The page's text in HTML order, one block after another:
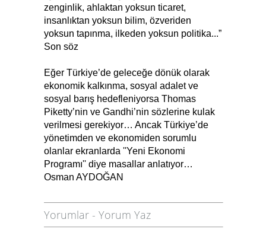
zenginlik, ahlaktan yoksun ticaret,
insanlıktan yoksun bilim, özveriden
yoksun tapınma, ilkeden yoksun politika...”
Son söz
Eğer Türkiye’de geleceğe dönük olarak
ekonomik kalkınma, sosyal adalet ve
sosyal barış hedefleniyorsa Thomas
Piketty’nin ve Gandhi’nin sözlerine kulak
verilmesi gerekiyor… Ancak Türkiye’de
yönetimden ve ekonomiden sorumlu
olanlar ekranlarda ''Yeni Ekonomi
Programı'' diye masallar anlatıyor…
Osman AYDOĞAN
Yorumlar - Yorum Yaz